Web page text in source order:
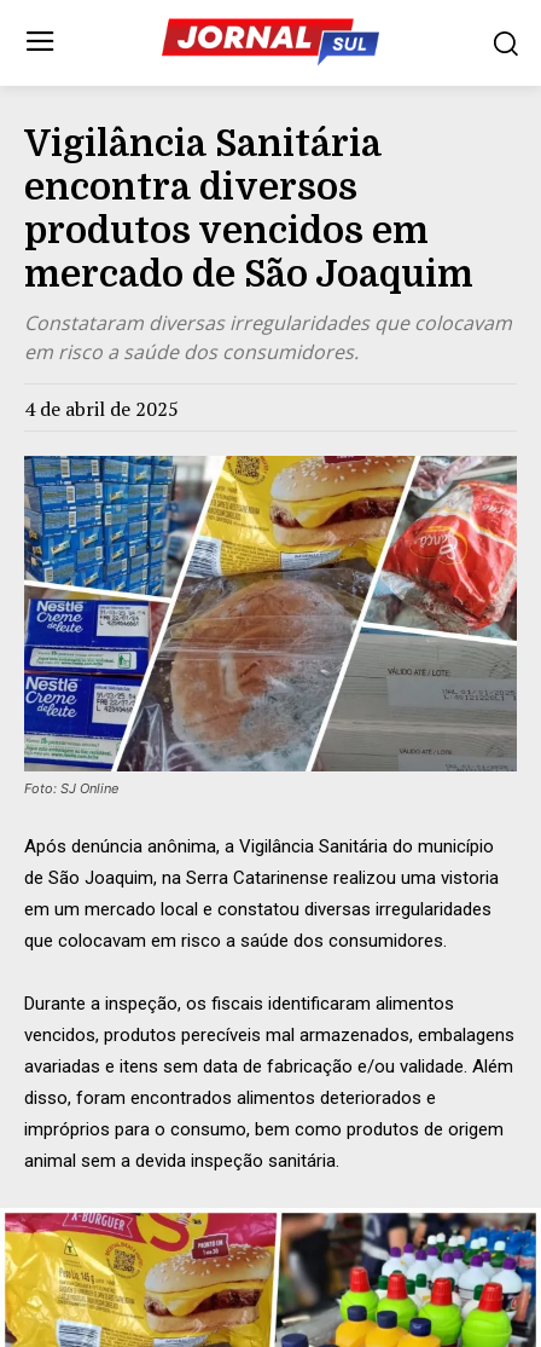
Vigilância Sanitária
encontra diversos
produtos vencidos em
mercado de São Joaquim
Constataram diversas irregularidades que colocavam
em risco a saúde dos consumidores.
4 de abril de 2025
Foto: SJ Online
Após denúncia anônima, a Vigilância Sanitária do município
de São Joaquim, na Serra Catarinense realizou uma vistoria
em um mercado local e constatou diversas irregularidades
que colocavam em risco a saúde dos consumidores.
Durante a inspeção, os fiscais identificaram alimentos
vencidos, produtos perecíveis mal armazenados, embalagens
avariadas e itens sem data de fabricação e/ou validade. Além
disso, foram encontrados alimentos deteriorados e
impróprios para o consumo, bem como produtos de origem
animal sem a devida inspeção sanitária.